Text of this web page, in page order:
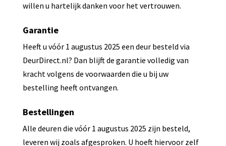
willen u hartelijk danken voor het vertrouwen.
Garantie
Heeft u vóór 1 augustus 2025 een deur besteld via
DeurDirect.nl? Dan blijft de garantie volledig van
kracht volgens de voorwaarden die u bij uw
bestelling heeft ontvangen.
Bestellingen
Alle deuren die vóór 1 augustus 2025 zijn besteld,
leveren wij zoals afgesproken. U hoeft hiervoor zelf